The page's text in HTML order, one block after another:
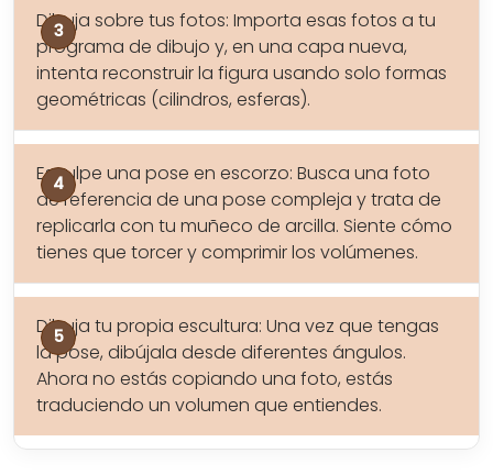
Dibuja sobre tus fotos: Importa esas fotos a tu
programa de dibujo y, en una capa nueva,
intenta reconstruir la figura usando solo formas
geométricas (cilindros, esferas).
Esculpe una pose en escorzo: Busca una foto
de referencia de una pose compleja y trata de
replicarla con tu muñeco de arcilla. Siente cómo
tienes que torcer y comprimir los volúmenes.
Dibuja tu propia escultura: Una vez que tengas
la pose, dibújala desde diferentes ángulos.
Ahora no estás copiando una foto, estás
traduciendo un volumen que entiendes.